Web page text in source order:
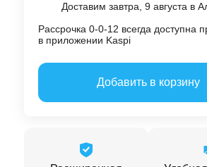
Доставим завтра, 9 августа в
Рассрочка 0-0-12 всегда доступна
в приложении Kaspi
Добавить в корзину